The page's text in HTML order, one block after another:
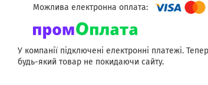
У компанії підключені електронні платежі.
будь-який товар не покидаючи сайту.